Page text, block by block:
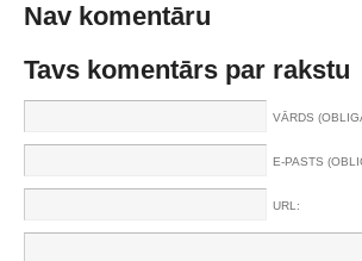
Nav komentāru
Tavs komentārs par rakstu
VĀRDS
E-PASTS
URL: